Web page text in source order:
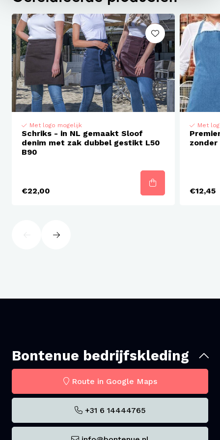
60 °C wasbaar
Geschikt voor droogmachine
Strijken toegelaten
Geschikt voor industriewas
Met logo mogelijk
Schriks - in NL gemaakt Sloof
denim met zak dubbel gestikt L50
B90
€22,00
Met
zonder
€12,45
Bontenue bedrijfskleding
Route in Google Maps
+31 6 14444765